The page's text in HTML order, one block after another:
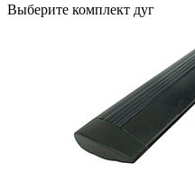
Выберите комплект дуг